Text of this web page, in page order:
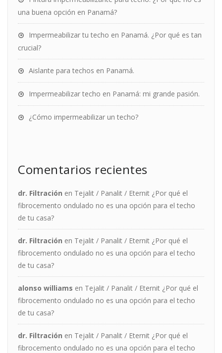
una buena opción en Panamá?
Impermeabilizar tu techo en Panamá. ¿Por qué es tan
crucial?
Aislante para techos en Panamá.
Impermeabilizar techo en Panamá: mi grande pasión.
¿Cómo impermeabilizar un techo?
Comentarios recientes
dr. Filtración en Tejalit / Panalit / Eternit ¿Por qué el
fibrocemento ondulado no es una opción para el techo
de tu casa?
dr. Filtración en Tejalit / Panalit / Eternit ¿Por qué el
fibrocemento ondulado no es una opción para el techo
de tu casa?
alonso williams en Tejalit / Panalit / Eternit ¿Por qué el
fibrocemento ondulado no es una opción para el techo
de tu casa?
dr. Filtración en Tejalit / Panalit / Eternit ¿Por qué el
fibrocemento ondulado no es una opción para el techo